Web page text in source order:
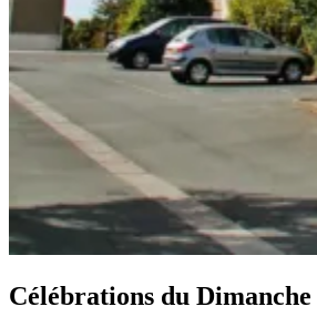
Célébrations du Dimanche